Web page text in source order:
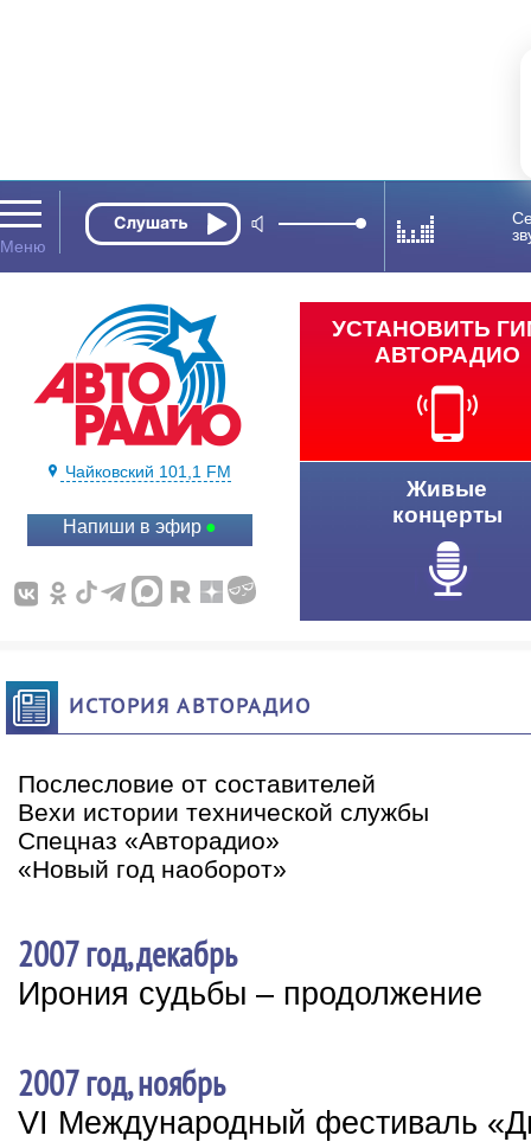
Чайковский 101,1 FM
Напиши в эфир
УСТАНОВИТЬ
АВТОРАДИО
Живые
концерты
ИСТОРИЯ АВТОРАДИО
Послесловие от составителей
Вехи истории технической службы
Спецназ «Авторадио»
«Новый год наоборот»
2007 год, декабрь
Ирония судьбы – продолжение
2007 год, ноябрь
VI Международный фестиваль